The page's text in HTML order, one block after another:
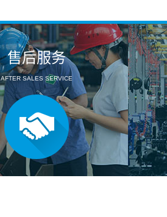
售后服务
AFTER SALES SERVICE